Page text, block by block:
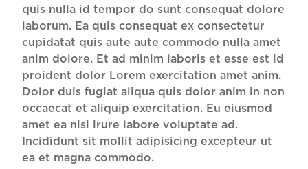
quis nulla id tempor do sunt consequat dolore
laborum. Ea quis consequat ex consectetur
cupidatat quis aute aute commodo nulla amet
anim dolore. Et ad minim laboris et esse est id
proident dolor Lorem exercitation amet anim.
Dolor duis fugiat aliqua quis dolor anim in non
occaecat et aliquip exercitation. Eu eiusmod
amet ea nisi irure labore voluptate ad.
Incididunt sit mollit adipisicing excepteur ut
ea et magna commodo.